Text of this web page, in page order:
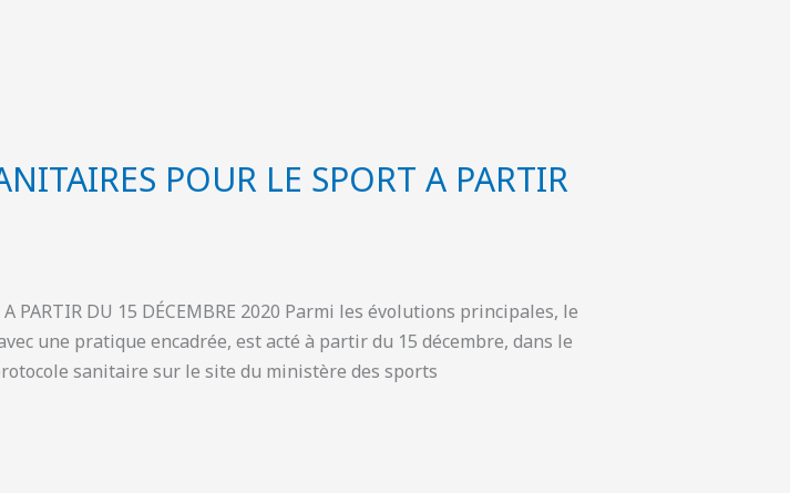
POUR LE SPORT A PARTIR
A PARTIR DU 15 DÉCEMBRE 2020 Parmi les évolutions principales, le
une pratique encadrée, est acté à partir du 15 décembre, dans le
sanitaire sur le site du ministère des sports